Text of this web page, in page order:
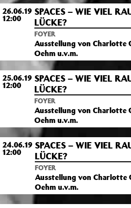
26.06.19
12:00
SPACES – WIE VIEL
LÜCKE?
FOYER
Ausstellung von Charlotte
Oehm u.v.m.
25.06.19
12:00
SPACES – WIE VIEL
LÜCKE?
FOYER
Ausstellung von Charlotte
Oehm u.v.m.
24.06.19
12:00
SPACES – WIE VIEL
LÜCKE?
FOYER
Ausstellung von Charlotte
Oehm u.v.m.